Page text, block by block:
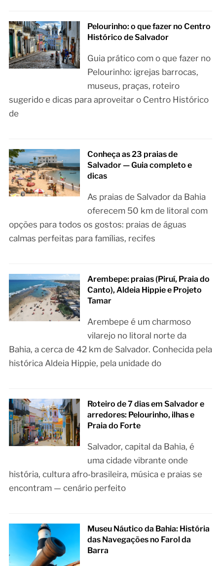
Pelourinho: o que fazer no Centro
Histórico de Salvador
Guia prático com o que fazer no
Pelourinho: igrejas barrocas,
museus, praças, roteiro
sugerido e dicas para aproveitar o Centro Histórico
de
Conheça as 23 praias de
Salvador — Guia completo e
dicas
As praias de Salvador da Bahia
oferecem 50 km de litoral com
opções para todos os gostos: praias de águas
calmas perfeitas para famílias, recifes
Arembepe: praias (Piruí, Praia do
Canto), Aldeia Hippie e Projeto
Tamar
Arembepe é um charmoso
vilarejo no litoral norte da
Bahia, a cerca de 42 km de Salvador. Conhecida pela
histórica Aldeia Hippie, pela unidade do
Roteiro de 7 dias em Salvador e
arredores: Pelourinho, ilhas e
Praia do Forte
Salvador, capital da Bahia, é
uma cidade vibrante onde
história, cultura afro‑brasileira, música e praias se
encontram — cenário perfeito
Museu Náutico da Bahia: História
das Navegações no Farol da
Barra